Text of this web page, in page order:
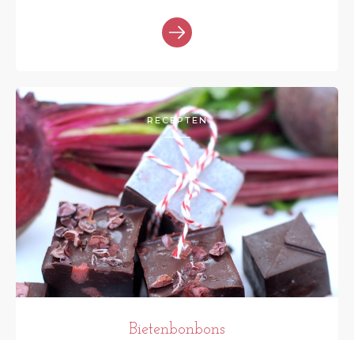
RECEPTEN
Bietenbonbons